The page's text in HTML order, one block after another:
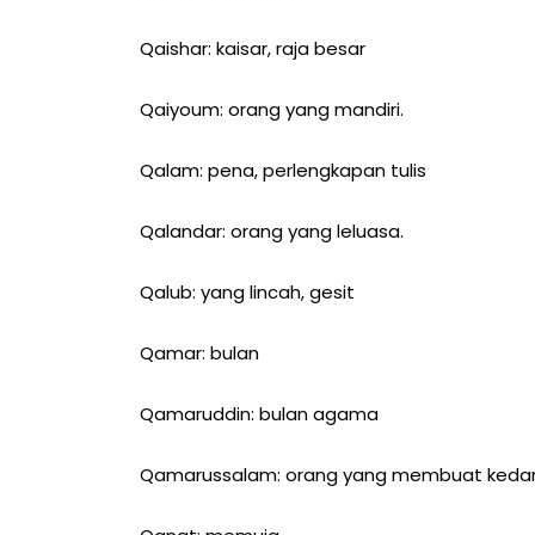
Qaishar: kaisar, raja besar
Qaiyoum: orang yang mandiri.
Qalam: pena, perlengkapan tulis
Qalandar: orang yang leluasa.
Qalub: yang lincah, gesit
Qamar: bulan
Qamaruddin: bulan agama
Qamarussalam: orang yang membuat